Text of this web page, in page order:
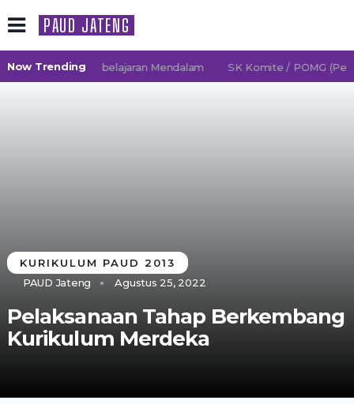
PAUD JATENG
Now Trending
2027 TK Pembelajaran Mendalam SK Komite / POMG
KURIKULUM PAUD 2013
PAUD Jateng
Agustus 25, 2022
Pelaksanaan Tahap Berkembang
Kurikulum Merdeka